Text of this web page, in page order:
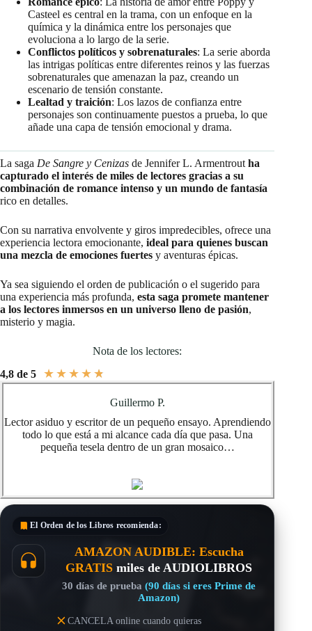
Casteel es central en la trama, con un enfoque en la
química y la dinámica entre los personajes que
evoluciona a lo largo de la serie.
Conflictos políticos y sobrenaturales: La serie aborda
las intrigas políticas entre diferentes reinos y las fuerzas
sobrenaturales que amenazan la paz, creando un
escenario de tensión constante.
Lealtad y traición: Los lazos de confianza entre
personajes son continuamente puestos a prueba, lo que
añade una capa de tensión emocional y drama.
La saga De Sangre y Cenizas de Jennifer L. Armentrout ha
capturado el interés de miles de lectores gracias a su
combinación de romance intenso y un mundo de fantasía
rico en detalles.
Con su narrativa envolvente y giros impredecibles, ofrece una
experiencia lectora emocionante, ideal para quienes buscan
una mezcla de emociones fuertes y aventuras épicas.
Ya sea siguiendo el orden de publicación o el sugerido para
una experiencia más profunda, esta saga promete mantener
a los lectores inmersos en un universo lleno de pasión,
misterio y magia.
Nota de los lectores:
4,8 de 5
★ ★ ★ ★ ★
Guillermo P.
Lector asiduo y escritor de un pequeño ensayo. Aprendiendo
todo lo que está a mi alcance cada día que pasa. Una
pequeña tesela dentro de un gran mosaico…
El Orden de los Libros recomienda:
AMAZON AUDIBLE: Escucha
GRATIS miles de AUDIOLIBROS
30 días de prueba(90 días si eres Prime de
Amazon)
CANCELA online cuando quieras